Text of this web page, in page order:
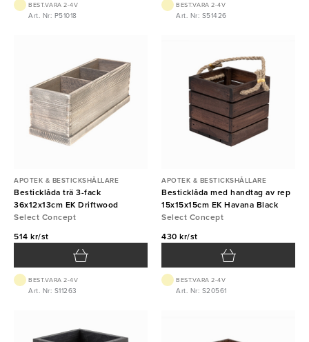
BEST.VARA 2-4V
Art. Nr: P51018
BEST.VARA 2-4V
Art. Nr: S51426
APOTEK & BESTICKSHÅLLARE
Besticklåda trä 3-fack
36x12x13cm EK Driftwood
Select Concept
514 kr/st
BEST.VARA 2-4V
Art. Nr: S11263
APOTEK & BESTICKSHÅLLARE
Besticklåda med handtag av rep
15x15x15cm EK Havana Black
Select Concept
430 kr/st
BEST.VARA 2-4V
Art. Nr: S20561